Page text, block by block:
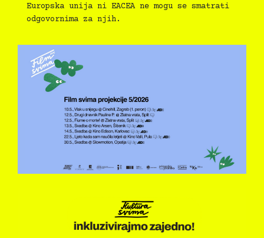
Europska unija ni EACEA ne mogu se smatrati
odgovornima za njih.